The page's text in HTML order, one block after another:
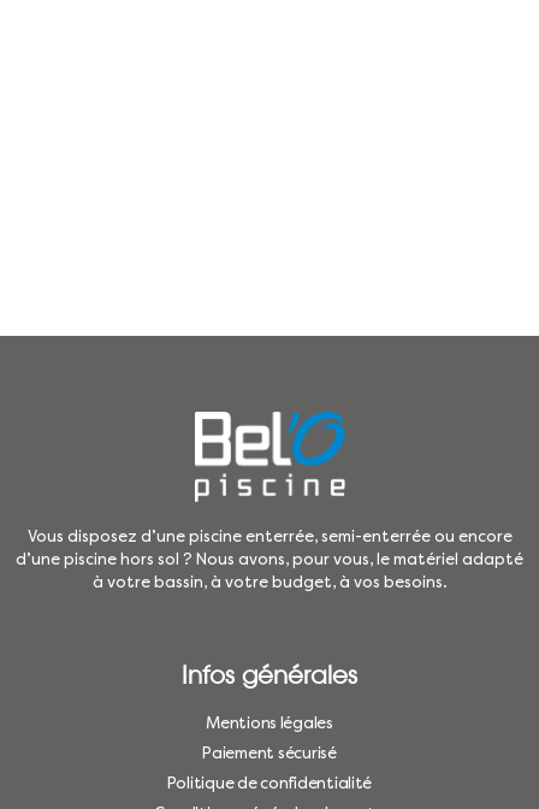
Vous disposez d’une piscine enterrée, semi-enterrée ou encore
d’une piscine hors sol ? Nous avons, pour vous, le matériel adapté
à votre bassin, à votre budget, à vos besoins.
Infos générales
Mentions légales
Paiement sécurisé
Politique de confidentialité